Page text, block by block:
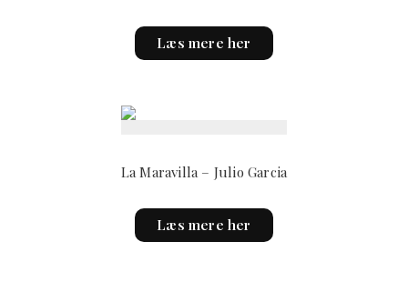
Læs mere her
La Maravilla – Julio Garcia
Læs mere her